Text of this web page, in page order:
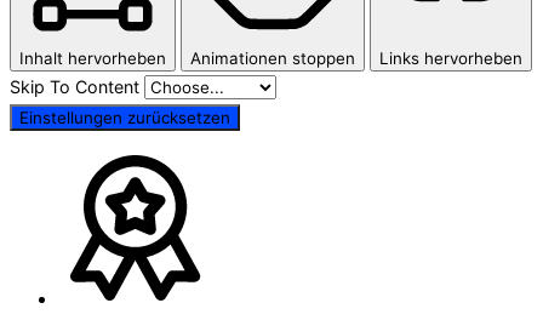
Inhalt hervorheben Animationen stoppen Links hervorheben
Skip To Content
Einstellungen zurücksetzen